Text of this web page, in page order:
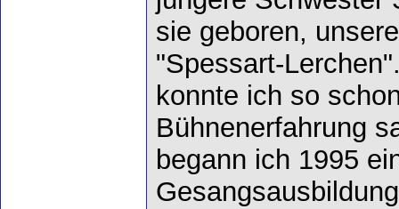
sie geboren,
"Spessart-
konnte ich so
Bühnenerfahrung
begann ich 1995